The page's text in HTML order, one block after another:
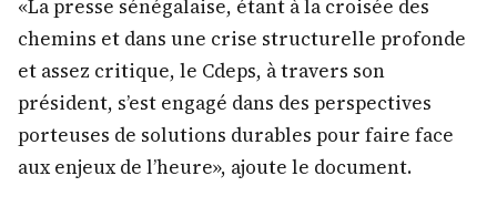
«La presse sénégalaise, étant à la croisée des
chemins et dans une crise structurelle profonde
et assez critique, le Cdeps, à travers son
président, s’est engagé dans des perspectives
porteuses de solutions durables pour faire face
aux enjeux de l’heure», ajoute le document.